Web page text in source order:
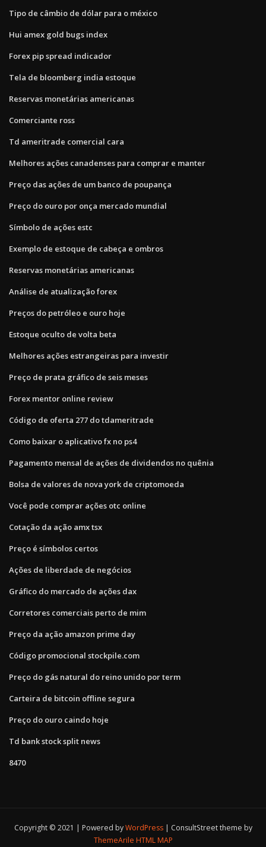
Tipo de câmbio de dólar para o méxico
Hui amex gold bugs index
Forex pip spread indicador
Tela de bloomberg india estoque
Reservas monetárias americanas
Comerciante ross
Td ameritrade comercial cara
Melhores ações canadenses para comprar e manter
Preço das ações de um banco de poupança
Preço do ouro por onça mercado mundial
Símbolo de ações estc
Exemplo de estoque de cabeça e ombros
Reservas monetárias americanas
Análise de atualização forex
Preços do petróleo e ouro hoje
Estoque oculto de volta beta
Melhores ações estrangeiras para investir
Preço de prata gráfico de seis meses
Forex mentor online review
Código de oferta 277 do tdameritrade
Como baixar o aplicativo fx no ps4
Pagamento mensal de ações de dividendos no quênia
Bolsa de valores de nova york de criptomoeda
Você pode comprar ações otc online
Cotação da ação amx tsx
Preço é símbolos certos
Ações de liberdade de negócios
Gráfico do mercado de ações dax
Corretores comerciais perto de mim
Preço da ação amazon prime day
Código promocional stockpile.com
Preço do gás natural do reino unido por term
Carteira de bitcoin offline segura
Preço do ouro caindo hoje
Td bank stock split news
8470
Copyright © 2021 | Powered byWordPress
ConsultStreet theme by
ThemeArile HTML MAP